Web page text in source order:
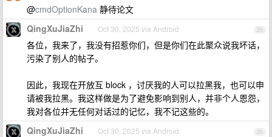
@cmdOptionKana 静待论文
25
QingXuJiaZhi Oct 30, 2025 via Android
各位，我来了，我没有招惹你们，但是你们在此聚众说我坏话，
污染了别人的帖子。
因此，我现在开放互 block ，讨厌我的人可以拉黑我，也可以申
请被我拉黑。我这样做是为了避免影响到别人，并非个人恩怨，
我对各位并无任何对话过的记忆，我不记这些的。
26
QingXuJiaZhi Oct 30, 2025 via Android